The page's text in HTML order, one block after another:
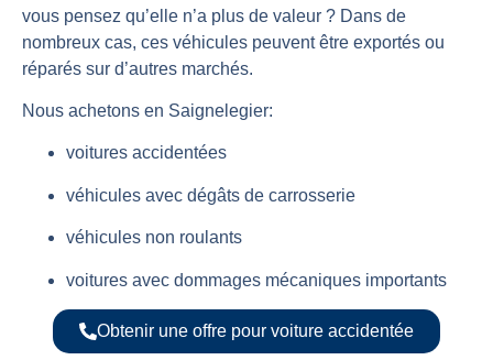
vous pensez qu’elle n’a plus de valeur ? Dans de
nombreux cas, ces véhicules peuvent être exportés ou
réparés sur d’autres marchés.
Nous achetons en Saignelegier:
voitures accidentées
véhicules avec dégâts de carrosserie
véhicules non roulants
voitures avec dommages mécaniques importants
Obtenir une offre pour voiture accidentée